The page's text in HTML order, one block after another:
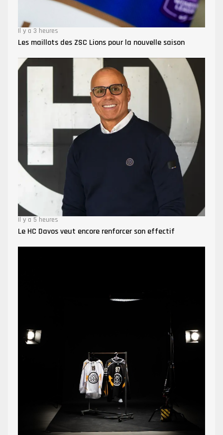
Il y a 3 heures
Les maillots des ZSC Lions pour la nouvelle saison
Il y a 5 heures
Le HC Davos veut encore renforcer son effectif